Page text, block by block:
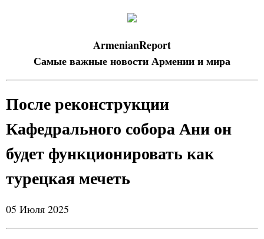
ArmenianReport
Самые важные новости Армении и мира
После реконструкции
Кафедрального собора Ани он
будет функционировать как
турецкая мечеть
05 Июля 2025